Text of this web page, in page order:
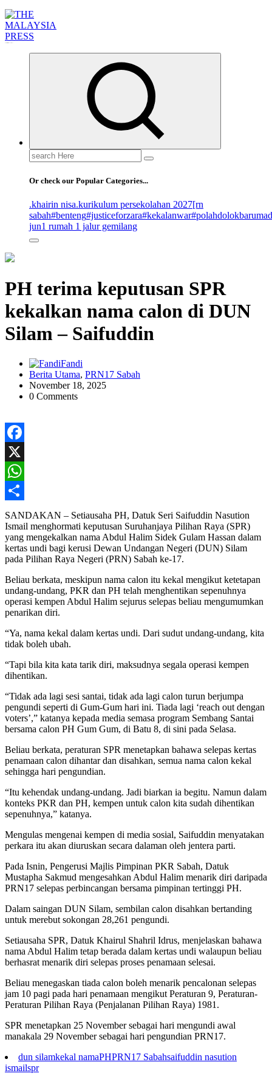
Search
for:
Or check our Popular Categories...
.khairin nisa.kurikulum persekolahan 2027[rn
sabah#benteng#justiceforzara#kekalanwar
jun1 rumah 1 jalur gemilang
PH terima keputusan SPR
kekalkan nama calon di DUN
Silam – Saifuddin
Fandi
Berita Utama, PRN17 Sabah
November 18, 2025
0 Comments
Facebook
X
WhatsApp
Share
SANDAKAN – Setiausaha PH, Datuk Seri Saifuddin Nasution
Ismail menghormati keputusan Suruhanjaya Pilihan Raya (SPR)
yang mengekalkan nama Abdul Halim Sidek Gulam Hassan dalam
kertas undi bagi kerusi Dewan Undangan Negeri (DUN) Silam
pada Pilihan Raya Negeri (PRN) Sabah ke-17.
Beliau berkata, meskipun nama calon itu kekal mengikut ketetapan
undang-undang, PKR dan PH telah menghentikan sepenuhnya
operasi kempen Abdul Halim sejurus selepas beliau mengumumkan
penarikan diri.
“Ya, nama kekal dalam kertas undi. Dari sudut undang-undang, kita
tidak boleh ubah.
“Tapi bila kita kata tarik diri, maksudnya segala operasi kempen
dihentikan.
“Tidak ada lagi sesi santai, tidak ada lagi calon turun berjumpa
pengundi seperti di Gum-Gum hari ini. Tiada lagi ‘reach out dengan
voters’,” katanya kepada media semasa program Sembang Santai
bersama calon PH Gum Gum, di Batu 8, di sini pada Selasa.
Beliau berkata, peraturan SPR menetapkan bahawa selepas kertas
penamaan calon dihantar dan disahkan, semua nama calon kekal
sehingga hari pengundian.
“Itu kehendak undang-undang. Jadi biarkan ia begitu. Namun dalam
konteks PKR dan PH, kempen untuk calon kita sudah dihentikan
sepenuhnya,” katanya.
Mengulas mengenai kempen di media sosial, Saifuddin menyatakan
perkara itu akan diuruskan secara dalaman oleh jentera parti.
Pada Isnin, Pengerusi Majlis Pimpinan PKR Sabah, Datuk
Mustapha Sakmud mengesahkan Abdul Halim menarik diri daripada
PRN17 selepas perbincangan bersama pimpinan tertinggi PH.
Dalam saingan DUN Silam, sembilan calon disahkan bertanding
untuk merebut sokongan 28,261 pengundi.
Setiausaha SPR, Datuk Khairul Shahril Idrus, menjelaskan bahawa
nama Abdul Halim tetap berada dalam kertas undi walaupun beliau
berhasrat menarik diri selepas proses penamaan selesai.
Beliau menegaskan tiada calon boleh menarik pencalonan selepas
jam 10 pagi pada hari penamaan mengikut Peraturan 9, Peraturan-
Peraturan Pilihan Raya (Penjalanan Pilihan Raya) 1981.
SPR menetapkan 25 November sebagai hari mengundi awal
manakala 29 November sebagai hari pengundian PRN17.
dun silamkekal namaPHPRN17 Sabahsaifuddin nasution
ismailspr